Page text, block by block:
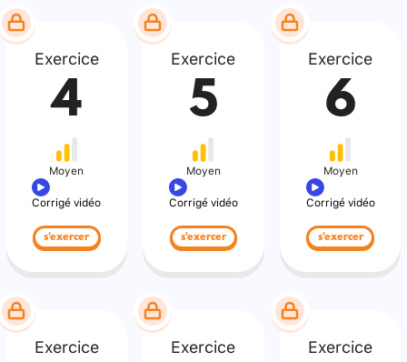
Exercice
4
Moyen
Corrigé vidéo
s'exercer
Exercice
5
Moyen
Corrigé vidéo
s'exercer
Exercice
6
Moyen
Corrigé vidéo
s'exercer
Exercice Exercice Exercice